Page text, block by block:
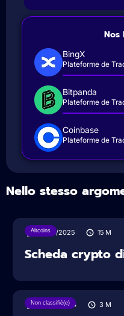
Nos
BingX
Plateforme de
Bitpanda
Plateforme de
Coinbase
Plateforme de
Nello stesso
Altcoins
10/02/2025 15 M
Scheda crypto
Non classifié(e)
27/08/2024 3 M